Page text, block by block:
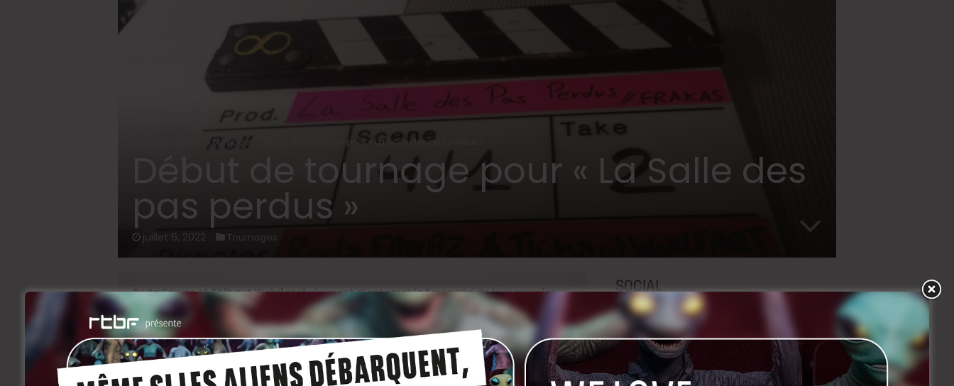
Tournages Début de tournage pour « La Salle des pas perdus »
Début de tournage pour « La Salle des
pas perdus »
juillet 6, 2022 Tournages
Roda Fawaz et Thibaut Wohlfahrt viennent d’entamer le tournage de leur premier
long métrage,
La Salle des pas perdus, qui se tient donc du 4 au 21 juillet à Anvers et
Bruxelles.
Vous connaissez surement Roda Fawaz, auteur et comédien belge d’origine libanaise. S’il a
une riche carrière au théâtre, il a d’ailleurs écrit plusieurs one-man-shows et reçut le Prix du
Spectacle vivant de la SACD en 2021, on l’a également beaucoup vu à la télévision et sur la
RTBF, puisqu’il était à l’affiche d’Unité 42, mais aussi d’Invisible. On le retrouvera d’ailleurs
SOCIAL